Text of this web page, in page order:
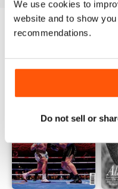
We use cookies to
website and to show
recommendations.
Do not sell or